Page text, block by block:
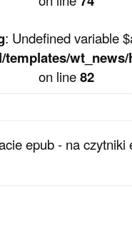
: Undefined variable
on line82
epub - na czytniki